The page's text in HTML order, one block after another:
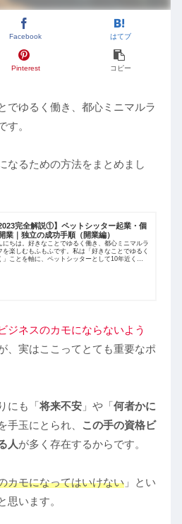
Facebook はてブ
Pinterest コピー
でゆるく働き、都心ミニマルラ
す。
なるための方法をまとめまし
2023完全解説①】ペットシッター起業・個
業｜独立の成功手順（開業編）
にちは。好きなことでゆるく働き、都心ミニマルラ
を楽しむもふもふです。私は「好きなことでゆるく
」ことを軸に、ペットシッターとして10年近く活
ジネスのカモにならないよう
、実はここってとても重要なポ
にも「将来不安 」や「何者かに
手玉にとられ、 この手の資格ビ
人が多く存在するからです。
カモになってはいけない 」とい
思います。